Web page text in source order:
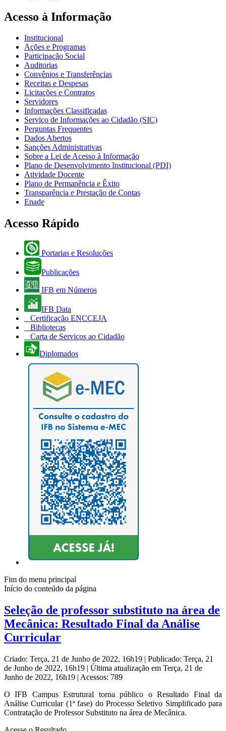
Acesso à Informação
Institucional
Ações e Programas
Participação Social
Auditorias
Convênios e Transferências
Receitas e Despesas
Licitações e Contratos
Servidores
Informações Classificadas
Serviço de Informações ao Cidadão (SIC)
Perguntas Frequentes
Dados Abertos
Sanções Administrativas
Sobre a Lei de Acesso à Informação
Plano de Desenvolvimento Institucional (PDI)
Atividade Docente
Plano de Permanência e Êxito
Transparência e Prestação de Contas
Enade
Acesso Rápido
Portarias e Resoluções
Publicações
IFB em Números
IFB Data
Certificação ENCCEJA
Bibliotecas
Carta de Serviços ao Cidadão
Diplomados
Fim do menu principal
Início do conteúdo da página
Seleção de professor substituto na área de
Mecânica: Resultado Final da Análise
Curricular
Criado: Terça, 21 de Junho de 2022, 16h19 | Publicado: Terça, 21
de Junho de 2022, 16h19 | Última atualização em Terça, 21 de
Junho de 2022, 16h19 | Acessos: 789
O IFB Campus Estrutural torna público o Resultado Final da
Análise Curricular (1ª fase) do Processo Seletivo Simplificado para
Contratação de Professor Substituto na área de Mecânica.